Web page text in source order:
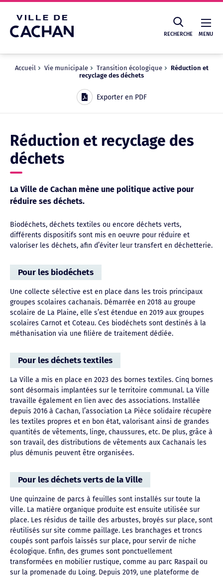
RECHERCHE MENU
Recherche
Accueil Vie municipale Transition écologique
Réduction et
recyclage des déchets
Exporter en PDF
Réduction et recyclage des
déchets
La Ville de Cachan mène une politique active pour
réduire ses déchets.
Biodéchets, déchets textiles ou encore déchets verts,
différents dispositifs sont mis en oeuvre pour réduire et
valoriser les déchets, afin d’éviter leur transfert en déchetterie.
Pour les biodéchets
Une collecte sélective est en place dans les trois principaux
groupes scolaires cachanais. Démarrée en 2018 au groupe
scolaire de La Plaine, elle s’est étendue en 2019 aux groupes
scolaires Carnot et Coteau. Ces biodéchets sont destinés à la
méthanisation via une filière de traitement dédiée.
Pour les déchets textiles
La Ville a mis en place en 2023 des bornes textiles. Cinq bornes
sont désormais implantées sur le territoire communal. La Ville
travaille également en lien avec des associations. Installée
depuis 2016 à Cachan, l’association La Pièce solidaire récupère
les textiles propres et en bon état, valorisant ainsi de grandes
quantités de vêtements, linge, chaussures, etc. De plus, grâce à
son travail, des distributions de vêtements aux Cachanais les
plus démunis peuvent être organisées.
Pour les déchets verts de la Ville
Une quinzaine de parcs à feuilles sont installés sur toute la
ville. La matière organique produite est ensuite utilisée sur
place. Les résidus de taille des arbustes, broyés sur place, sont
réutilisés sur site comme paillage. Les branchages et troncs
coupés sont parfois laissés sur place, pour servir de niche
écologique. Enfin, des grumes sont ponctuellement
transformées en mobilier rustique, comme au parc Raspail ou
sur la promenade du Loing. Depuis 2019, une plateforme de
Cookies management panel